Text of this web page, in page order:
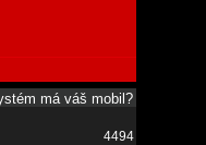
má váš mobil?
4494